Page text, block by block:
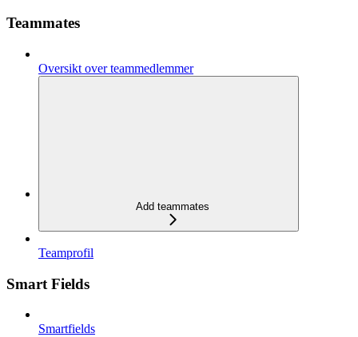
Teammates
Oversikt over teammedlemmer
Add teammates
Teamprofil
Smart Fields
Smartfields